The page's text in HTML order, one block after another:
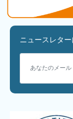
ニュースレタ